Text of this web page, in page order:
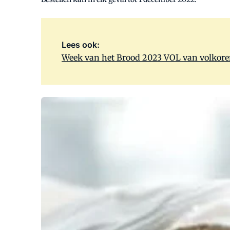
Lees ook:
Week van het Brood 2023 VOL van